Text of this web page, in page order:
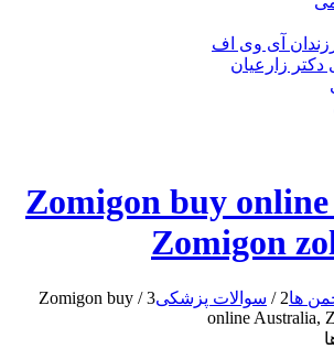
آی وی اف
دکتر زارعیان
Zomigon buy
Zomigon
ها2
/ سوالات پزشکی3
/
Zomigon buy
online Australia,